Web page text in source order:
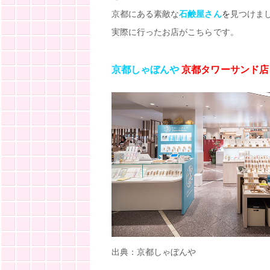
京都にある素敵な石鹸屋さんを 見つけま
実際に行ったお店がこちらです。
京都しゃぼんや 京都タワーサンド店
出典：京都しゃぼんや